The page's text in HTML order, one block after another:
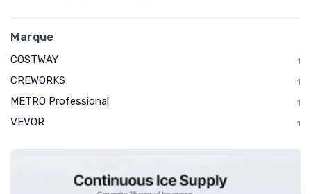
Marque
COSTWAY 1
CREWORKS 1
METRO Professional 1
VEVOR 1